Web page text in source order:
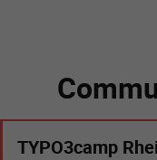
TYPO3camp